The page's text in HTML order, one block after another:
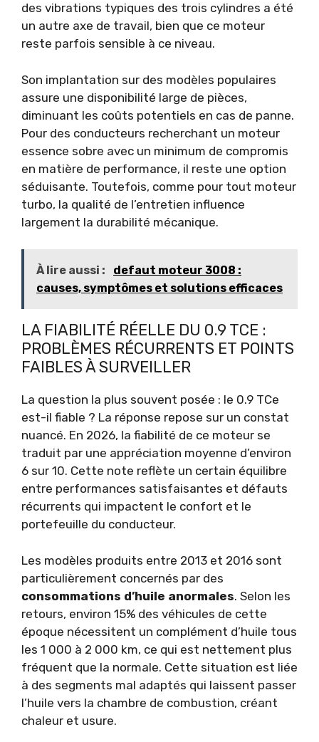
des vibrations typiques des trois cylindres a été
un autre axe de travail, bien que ce moteur
reste parfois sensible à ce niveau.
Son implantation sur des modèles populaires
assure une disponibilité large de pièces,
diminuant les coûts potentiels en cas de panne.
Pour des conducteurs recherchant un moteur
essence sobre avec un minimum de compromis
en matière de performance, il reste une option
séduisante. Toutefois, comme pour tout moteur
turbo, la qualité de l’entretien influence
largement la durabilité mécanique.
À lire aussi :
defaut moteur 3008 :
causes, symptômes et solutions efficaces
LA FIABILITÉ RÉELLE DU 0.9 TCE :
PROBLÈMES RÉCURRENTS ET POINTS
FAIBLES À SURVEILLER
La question la plus souvent posée : le 0.9 TCe
est-il fiable ? La réponse repose sur un constat
nuancé. En 2026, la fiabilité de ce moteur se
traduit par une appréciation moyenne d’environ
6 sur 10. Cette note reflète un certain équilibre
entre performances satisfaisantes et défauts
récurrents qui impactent le confort et le
portefeuille du conducteur.
Les modèles produits entre 2013 et 2016 sont
particulièrement concernés par des
consommations d’huile anormales. Selon les
retours, environ 15% des véhicules de cette
époque nécessitent un complément d’huile tous
les 1 000 à 2 000 km, ce qui est nettement plus
fréquent que la normale. Cette situation est liée
à des segments mal adaptés qui laissent passer
l’huile vers la chambre de combustion, créant
chaleur et usure.